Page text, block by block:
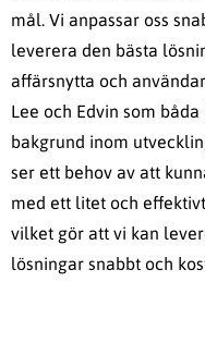
mål. Vi anpassar oss
leverera den bästa
affärsnytta och
Lee och Edvin som
bakgrund inom
ser ett behov av att
med ett litet och
vilket gör att vi kan
lösningar snabbt och